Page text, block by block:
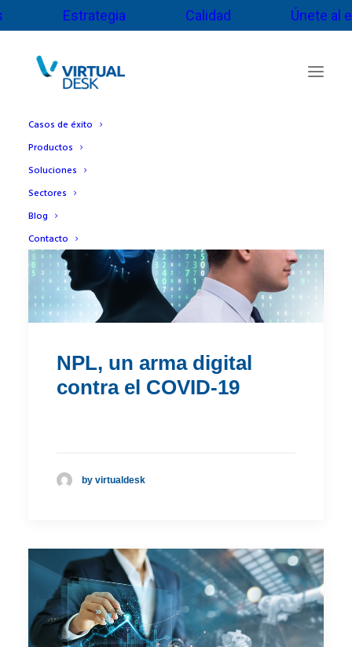
Estrategia Calidad Únete al
Casos de éxito
Productos
Soluciones
Sectores
Blog
Contacto
NPL, un arma digital
contra el COVID-19
by virtualdesk